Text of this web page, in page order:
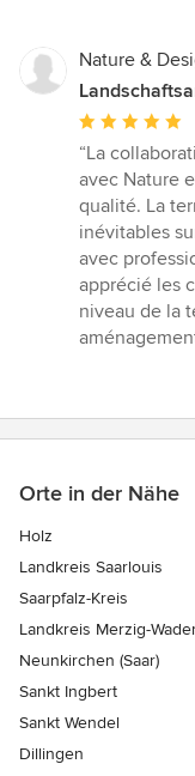
Nature &
Bewertung:
5
von
5
Sternen
“La
avec Nature
qualité. La
inévitables
avec
apprécié les
niveau de la
Orte in der Nähe
Holz
Landkreis Saarlouis
Saarpfalz-Kreis
Landkreis Merzig-
Neunkirchen (Saar)
Sankt Ingbert
Sankt Wendel
Dillingen